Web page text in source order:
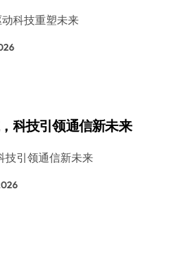
动科技重塑未来
科技引领通信新未来
技引领通信新未来